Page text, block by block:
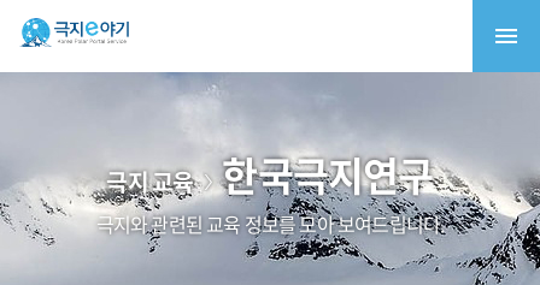
극지 교육 한국극지연구
극지와 관련된 교육 정보를 모아 보여드립니다.